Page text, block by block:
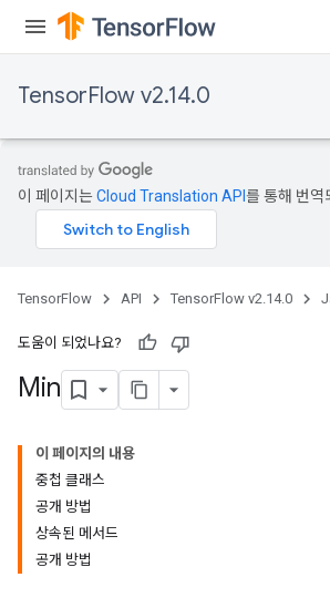
TensorFlow v2.14.0
이 페이지는Cloud Translation API 를 통해 번역
TensorFlow API TensorFlow v2.14.0
도움이 되었나요?
Min
이 페이지의 내용
중첩 클래스
공개 방법
상속된 메서드
공개 방법